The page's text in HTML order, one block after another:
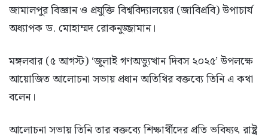
জামালপুর বিজ্ঞান ও প্রযুক্তি বিশ্ববিদ্যালয়ের (জাবিপ্রবি) উপাচার্য
অধ্যাপক ড. মোহাম্মদ রোকনুজ্জামান।
মঙ্গলবার (৫ আগস্ট) ‘জুলাই গণঅভ্যুত্থান দিবস ২০২৫’ উপলক্ষে
আয়োজিত আলোচনা সভায় প্রধান অতিথির বক্তব্যে তিনি এ কথা
বলেন।
আলোচনা সভায় তিনি তার বক্তব্যে শিক্ষার্থীদের প্রতি ভবিষ্যৎ রাষ্ট্র